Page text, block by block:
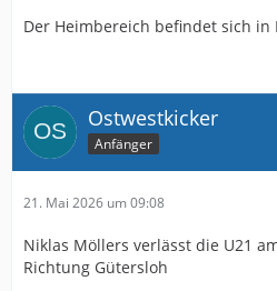
Der Heimbereich befindet sich in
Ostwestkicker
Anfänger
21. Mai 2026 um 09:08
Niklas Möllers verlässt die U21
Richtung Gütersloh